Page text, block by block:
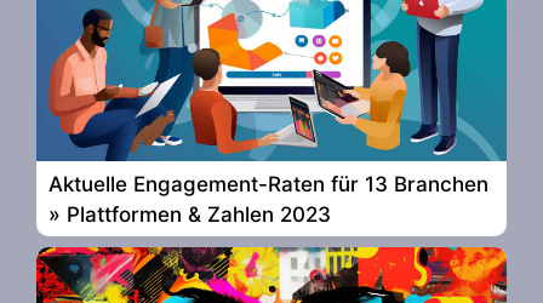
Aktuelle Engagement-Raten für 13 Branchen
» Plattformen & Zahlen 2023